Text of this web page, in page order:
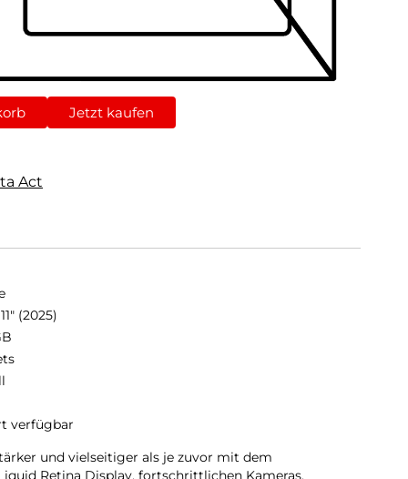
Jetzt kaufen
Act
(2025)
verfügbar
und vielseitiger als je zuvor mit dem
Retina Display, fortschrittlichen Kameras,